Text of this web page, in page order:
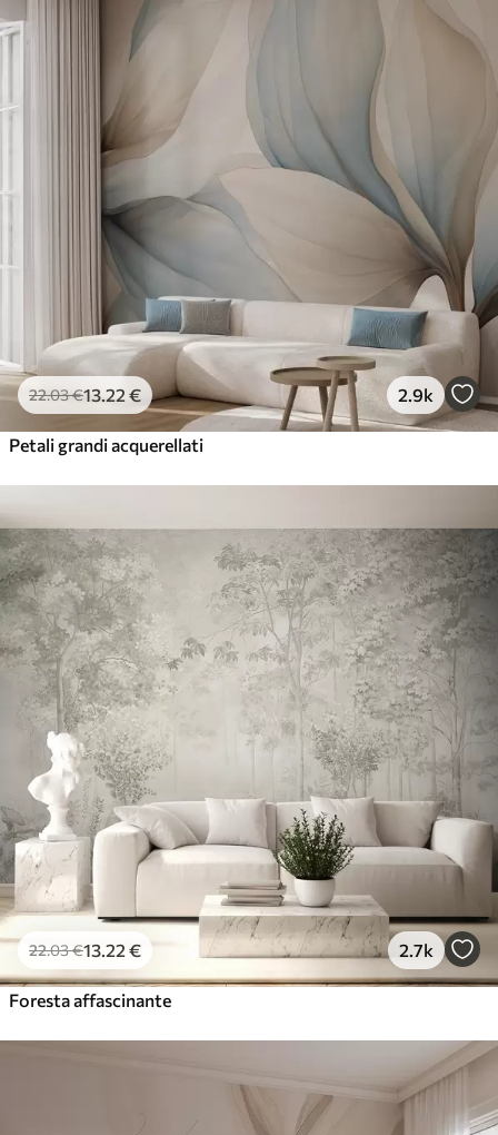
22.03€13.22 € 2.9k
Petali grandi acquerellati
22.03€13 .22 € 2.7k
Foresta affascinante